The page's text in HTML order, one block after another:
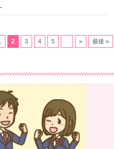
2 3 4 5 » 最後 »